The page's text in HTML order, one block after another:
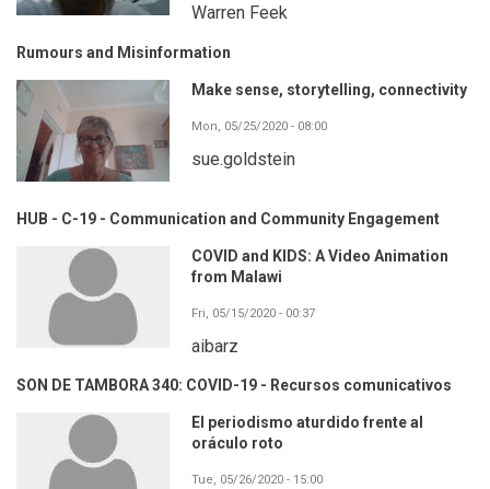
Warren Feek
Rumours and Misinformation
Make sense, storytelling, connectivity
Mon, 05/25/2020 - 08:00
sue.goldstein
HUB - C-19 - Communication and Community Engagement
COVID and KIDS: A Video Animation
from Malawi
Fri, 05/15/2020 - 00:37
aibarz
SON DE TAMBORA 340: COVID-19 - Recursos comunicativos
El periodismo aturdido frente al
oráculo roto
Tue, 05/26/2020 - 15:00